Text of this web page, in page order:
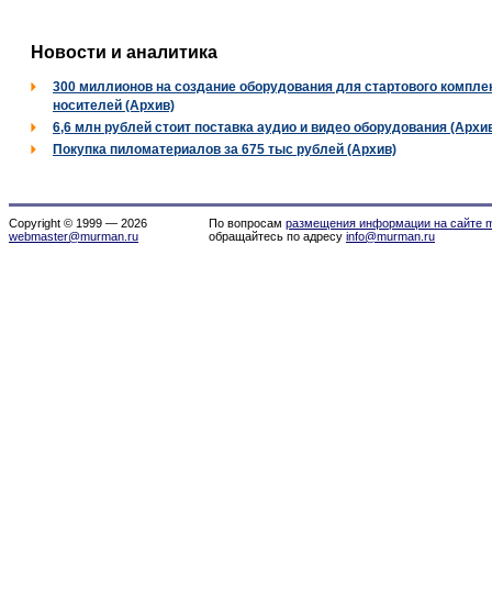
Новости и аналитика
300 миллионов на создание оборудования для стартового
носителей (Архив)
6,6 млн рублей стоит поставка аудио и видео оборудования
Покупка пиломатериалов за 675 тыс рублей (Архив)
Copyright © 1999 — 2026
webmaster@murman.ru
По вопросам размещения информации на сайте
обращайтесь по адресу info@murman.ru